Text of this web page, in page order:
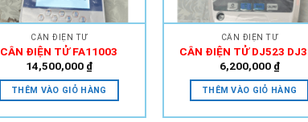
CÂN ĐIỆN TỬ
CÂN ĐIỆN TỬ FA11003
14,500,000 ₫
THÊM VÀO GIỎ HÀNG
CÂN ĐIỆN TỬ
CÂN ĐIỆN TỬ DJ523
6,200,000 ₫
THÊM VÀO GIỎ HÀNG